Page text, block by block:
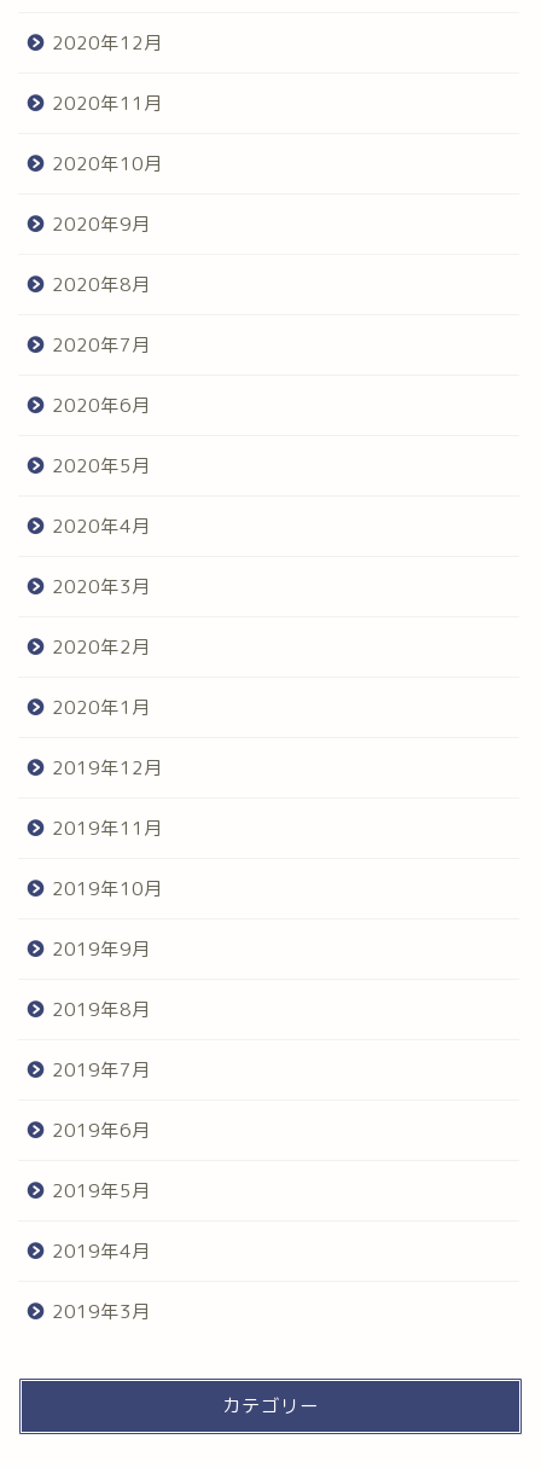
2020年12月
2020年11月
2020年10月
2020年9月
2020年8月
2020年7月
2020年6月
2020年5月
2020年4月
2020年3月
2020年2月
2020年1月
2019年12月
2019年11月
2019年10月
2019年9月
2019年8月
2019年7月
2019年6月
2019年5月
2019年4月
2019年3月
カテゴリー